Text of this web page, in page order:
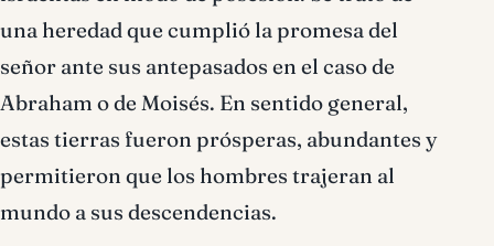
una heredad que cumplió la promesa del
señor ante sus antepasados en el caso de
Abraham o de Moisés. En sentido general,
estas tierras fueron prósperas, abundantes y
permitieron que los hombres trajeran al
mundo a sus descendencias.